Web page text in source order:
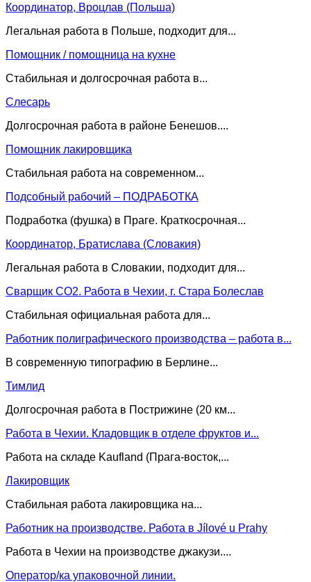
Координатор, Вроцлав (Польша)
Легальная работа в Польше, подходит для...
Помощник / помощница на кухне
Стабильная и долгосрочная работа в...
Слесарь
Долгосрочная работа в районе Бенешов....
Помощник лакировщика
Стабильная работа на современном...
Подсобный рабочий – ПОДРАБОТКА
Подработка (фушка) в Праге. Краткосрочная...
Координатор, Братислава (Словакия)
Легальная работа в Словакии, подходит для...
Сварщик CO2. Работа в Чехии, г. Стара Болеслав
Стабильная официальная работа для...
Работник полиграфического производства – работа в...
В современную типографию в Берлине...
Тимлид
Долгосрочная работа в Пострижине (20 км...
Работа в Чехии. Кладовщик в отделе фруктов и...
Работа на складе Kaufland (Прага-восток,...
Лакировщик
Стабильная работа лакировщика на...
Работник на производстве. Работа в Jílové u Prahy
Работа в Чехии на производстве джакузи....
Оператор/ка упаковочной линии.